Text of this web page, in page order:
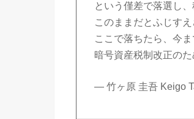
という僅差で落選し
このままだとふじす
ここで落ちたら、今
暗号資産税制改正の
— 竹ヶ原 圭吾 Keigo